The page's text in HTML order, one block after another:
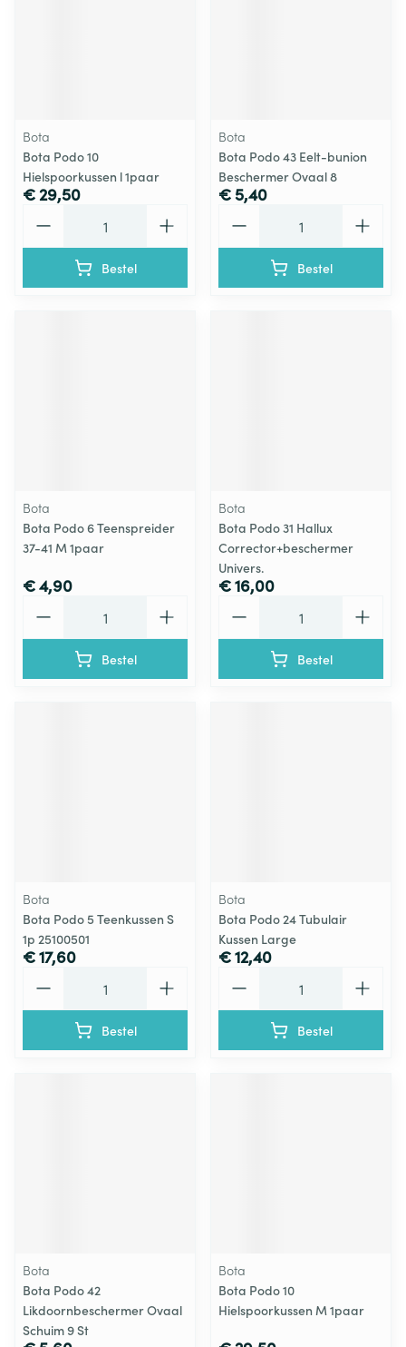
Bota
Bota Podo 10
Hielspoorkussen l 1paar
€ 29,50
Bestel
Bota
Bota Podo 43 Eelt-bunion
Beschermer Ovaal 8
€ 5,40
Bestel
Bota
Bota Podo 6 Teenspreider
37-41 M 1paar
€ 4,90
Bestel
Bota
Bota Podo 31 Hallux
Corrector+beschermer
Univers.
€ 16,00
Bestel
Bota
Bota Podo 5 Teenkussen S
1p 25100501
€ 17,60
Bestel
Bota
Bota Podo 24 Tubulair
Kussen Large
€ 12,40
Bestel
Bota
Bota Podo 42
Likdoornbeschermer Ovaal
Schuim 9 St
Bota
Bota Podo 10
Hielspoorkussen M 1paar